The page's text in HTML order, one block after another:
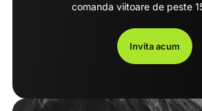
comanda viitoare de peste
Invita acum